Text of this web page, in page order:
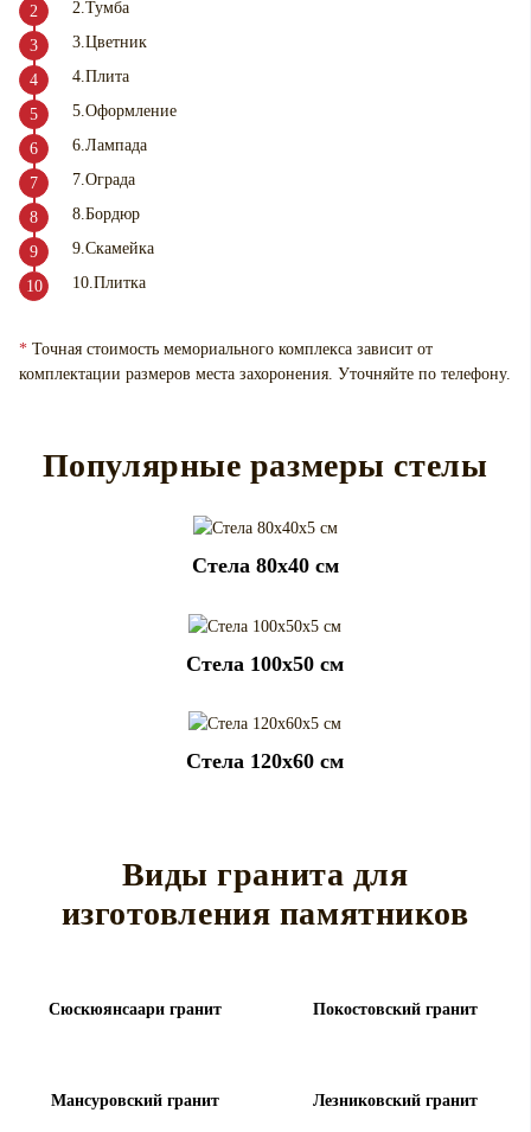
2.Тумба
3.Цветник
4.Плита
5.Оформление
6.Лампада
7.Ограда
8.Бордюр
9.Скамейка
10.Плитка
* Точная стоимость мемориального комплекса зависит от
комплектации размеров места захоронения. Уточняйте по телефону.
Популярные размеры стелы
Cтела 80x40 см
Cтела 100x50 см
Cтела 120x60 см
Виды гранита для
изготовления памятников
Сюскюянсаари гранит Покостовский гранит
Мансуровский гранит Лезниковский гранит